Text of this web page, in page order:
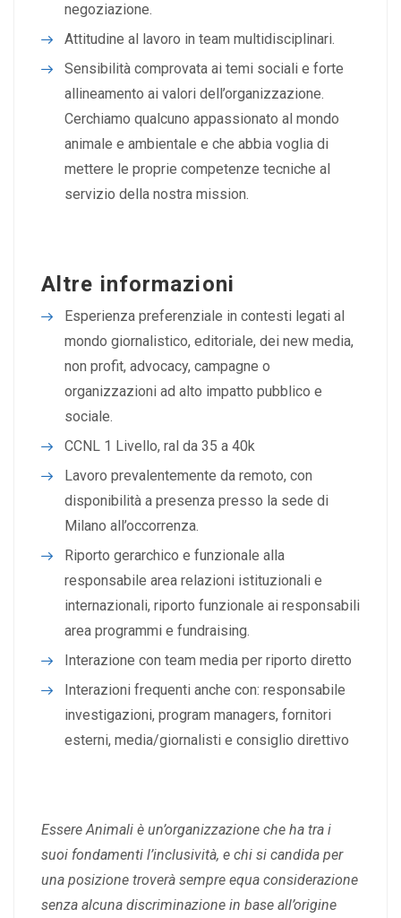
negoziazione.
Attitudine al lavoro in team multidisciplinari.
Sensibilità comprovata ai temi sociali e forte
allineamento ai valori dell’organizzazione.
Cerchiamo qualcuno appassionato al mondo
animale e ambientale e che abbia voglia di
mettere le proprie competenze tecniche al
servizio della nostra mission.
Altre informazioni
Esperienza preferenziale in contesti legati al
mondo giornalistico, editoriale, dei new media,
non profit, advocacy, campagne o
organizzazioni ad alto impatto pubblico e
sociale.
CCNL 1 Livello, ral da 35 a 40k
Lavoro prevalentemente da remoto, con
disponibilità a presenza presso la sede di
Milano all’occorrenza.
Riporto gerarchico e funzionale alla
responsabile area relazioni istituzionali e
internazionali, riporto funzionale ai responsabili
area programmi e fundraising.
Interazione con team media per riporto diretto
Interazioni frequenti anche con: responsabile
investigazioni, program managers, fornitori
esterni, media/giornalisti e consiglio direttivo
Essere Animali è un’organizzazione che ha tra i
suoi fondamenti l’inclusività, e chi si candida per
una posizione troverà sempre equa considerazione
senza alcuna discriminazione in base all’origine